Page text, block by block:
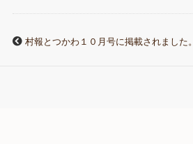
ok
村報とつかわ１０月号に掲載されました。